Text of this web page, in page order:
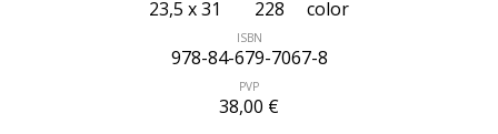
23,5 x 31 228 color
ISBN
978-84-679-7067-8
PVP
38,00 €